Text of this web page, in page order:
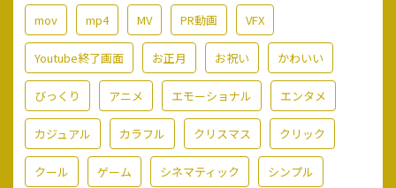
mov mp4 MV PR動画 VFX
Youtube終了画面 お正月 お祝い かわいい
びっくり アニメ エモーショナル エンタメ
カジュアル カラフル クリスマス クリック
クール ゲーム シネマティック シンプル